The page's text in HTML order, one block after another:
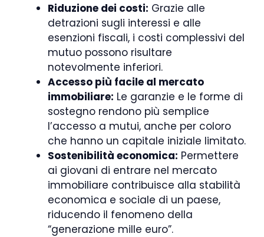
Riduzione dei costi: Grazie alle
detrazioni sugli interessi e alle
esenzioni fiscali, i costi complessivi del
mutuo possono risultare
notevolmente inferiori.
Accesso più facile al mercato
immobiliare: Le garanzie e le forme di
sostegno rendono più semplice
l’accesso a mutui, anche per coloro
che hanno un capitale iniziale limitato.
Sostenibilità economica: Permettere
ai giovani di entrare nel mercato
immobiliare contribuisce alla stabilità
economica e sociale di un paese,
riducendo il fenomeno della
“generazione mille euro”.